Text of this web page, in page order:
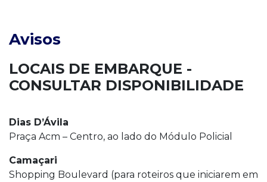
Avisos
LOCAIS DE EMBARQUE -
CONSULTAR DISPONIBILIDADE
Dias D’Ávila
Praça Acm – Centro, ao lado do Módulo Policial
Camaçari
Shopping Boulevard (para roteiros que iniciarem em